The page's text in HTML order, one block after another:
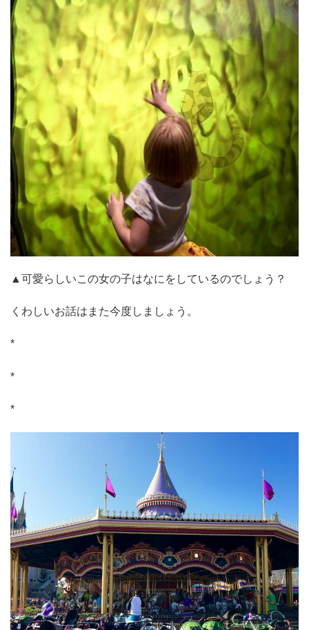
▲可愛らしいこの女の子はなにをしているのでしょう？
くわしいお話はまた今度しましょう。
*
*
*